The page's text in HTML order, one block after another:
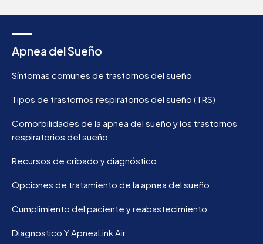
Apnea del Sueño
Síntomas comunes de trastornos del sueño
Tipos de trastornos respiratorios del sueño (TRS)
Comorbilidades de la apnea del sueño y los trastornos
respiratorios del sueño
Recursos de cribado y diagnóstico
Opciones de tratamiento de la apnea del sueño
Cumplimiento del paciente y reabastecimiento
Diagnostico Y ApneaLink Air